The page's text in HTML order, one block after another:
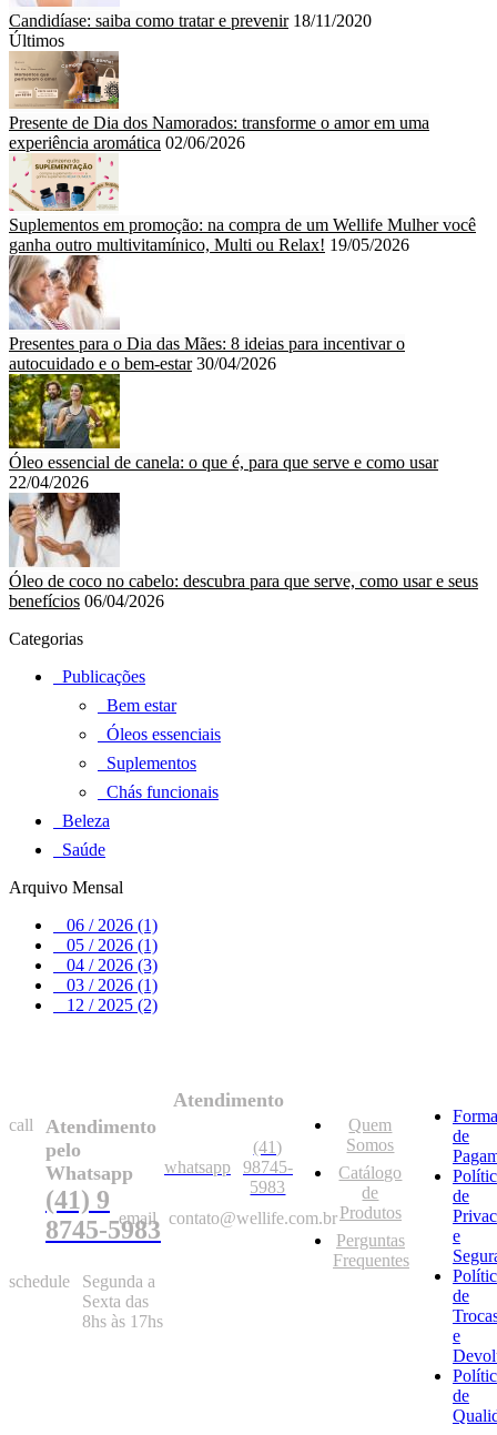
Candidíase: saiba como tratar e prevenir 18/11/2020
Últimos
Presente de Dia dos Namorados: transforme o amor em uma
experiência aromática 02/06/2026
Suplementos em promoção: na compra de um Wellife Mulher você
ganha outro multivitamínico, Multi ou Relax! 19/05/2026
Presentes para o Dia das Mães: 8 ideias para incentivar o
autocuidado e o bem-estar 30/04/2026
Óleo essencial de canela: o que é, para que serve e como usar
22/04/2026
Óleo de coco no cabelo: descubra para que serve, como usar e seus
benefícios 06/04/2026
Categorias
Publicações
Bem estar
Óleos essenciais
Suplementos
Chás funcionais
Beleza
Saúde
Arquivo Mensal
06 / 2026 (1)
05 / 2026 (1)
04 / 2026 (3)
03 / 2026 (1)
12 / 2025 (2)
call
Atendimento
pelo
Whatsapp
(41) 9
8745-5983
schedule
Segunda a
Sexta das
8hs às 17hs
Atendimento
whatsapp
(41)
98745-
5983
email
contato@wellife.com.br
Quem
Somos
Catálogo
de
Produtos
Perguntas
Frequentes
de
de
e
de
e
de